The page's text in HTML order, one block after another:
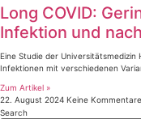
Long COVID:
Infektion und
Eine Studie der Universitätsmedizin
Infektionen mit verschiedenen
Zum Artikel »
22. August 2024 Keine Kommentare
Search